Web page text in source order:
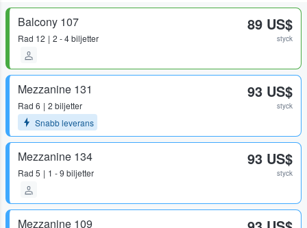
Balcony 107
Rad 12 2 - 4 biljetter
89 US$
styck
Mezzanine 131
Rad 6
2 biljetter
Snabb leverans
93 US$
styck
Mezzanine 134
Rad 5 1 - 9 biljetter
93 US$
styck
Mezzanine 109